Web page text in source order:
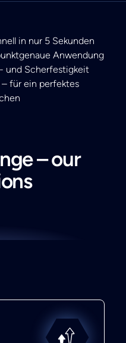
in nur 5 Sekunden
Anwendung
und Scherfestigkeit
– für ein perfektes
– our